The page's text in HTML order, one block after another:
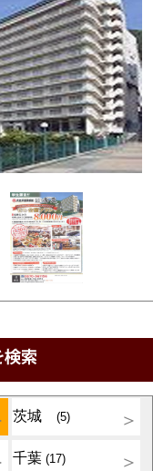
茨城(5)
千葉(17)